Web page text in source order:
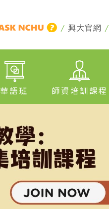
/ 興大官網 /
華語班 師資培訓課程